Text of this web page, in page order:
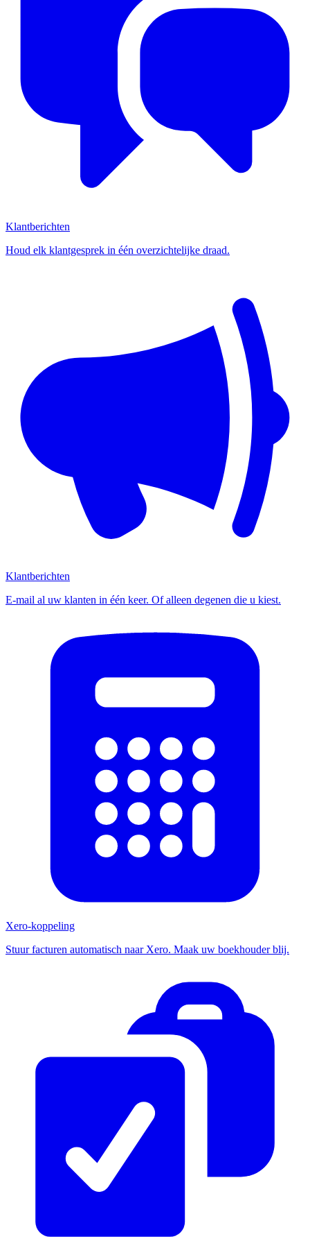
Klantberichten
Houd elk klantgesprek in één overzichtelijke draad.
Klantberichten
E-mail al uw klanten in één keer. Of alleen degenen die u kiest.
Xero-koppeling
Stuur facturen automatisch naar Xero. Maak uw boekhouder blij.